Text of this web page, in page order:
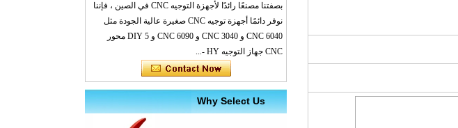
بصفتنا مصنعًا رائدًا لأجهزة التوجيه CNC في الصين ، فإننا
نوفر دائمًا أجهزة توجيه CNC صغيرة عالية الجودة مثل
CNC 6040 و CNC 3040 و CNC 6090 و DIY 5 محور
CNC جهاز التوجيه HY -...
Why Select Us